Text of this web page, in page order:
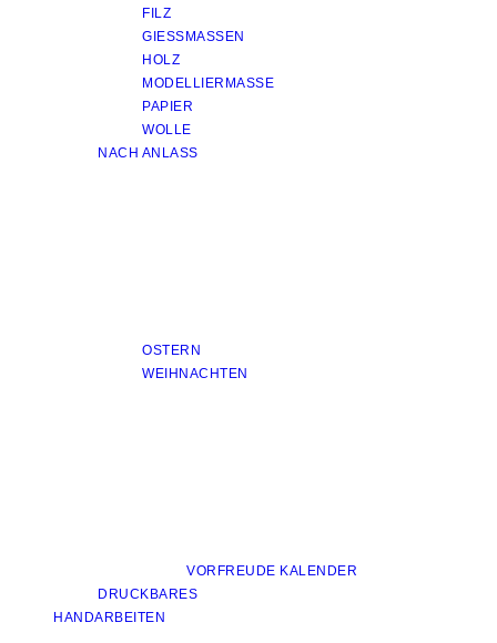
FILZ
GIESSMASSEN
HOLZ
MODELLIERMASSE
PAPIER
WOLLE
NACH ANLASS
OSTERN
WEIHNACHTEN
VORFREUDE KALENDER
DRUCKBARES
HANDARBEITEN